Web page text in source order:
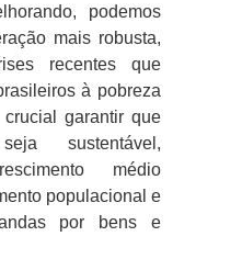
podemos
mais robusta,
recentes que
à pobreza
garantir que
sustentável,
médio
populacional e
por bens e